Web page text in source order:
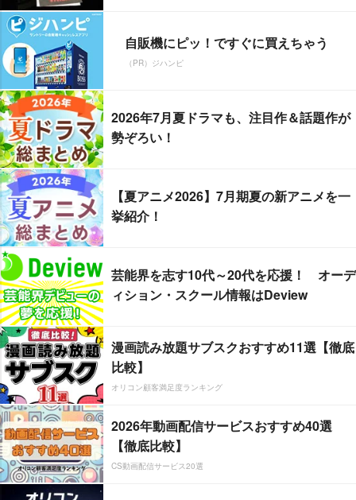
自販機にピッ！ですぐに買えちゃう
（PR）ジハンピ
2026年7月夏ドラマも、注目作＆話題作が
勢ぞろい！
【夏アニメ2026】7月期夏の新アニメを一
挙紹介！
芸能界を志す10代～20代を応援！ オーデ
ィション・スクール情報はDeview
漫画読み放題サブスクおすすめ11選【徹底
比較】
オリコン顧客満足度ランキング
2026年動画配信サービスおすすめ40選
【徹底比較】
CS動画配信サービス20選